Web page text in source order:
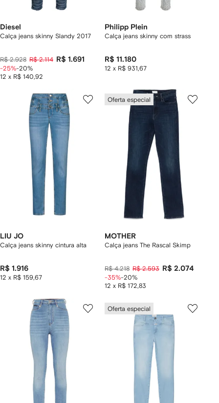
Diesel
Calça jeans skinny Slandy 2017
R$ 2.928 R$ 2.114 R$ 1.691
12 x R$ 140,92
-25%-20%
Philipp Plein
Calça jeans skinny com strass
R$ 11.180
12 x R$ 931,67
LIU JO
Calça jeans skinny cintura alta
R$ 1.916
12 x R$ 159,67
Oferta especial
MOTHER
Calça jeans The Rascal Skimp
R$ 4.218 R$ 2.593 R$ 2.074
12 x R$ 172,83
-35%-20%
Oferta especial